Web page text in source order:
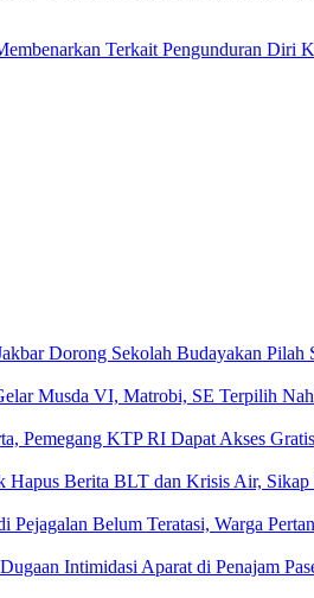
Terkait Pengunduran Diri
Dorong Sekolah Budayakan Pilah
Musda VI, Matrobi, SE Terpilih
Pemegang KTP RI Dapat Akses
Hapus Berita BLT dan Krisis Air,
Pejagalan Belum Teratasi, Warga
Intimidasi Aparat di Penajam